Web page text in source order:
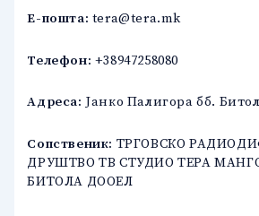
Е-пошта: tera@tera.mk
Телефон: +38947258080
Адреса: Јанко Палигора бб.
Сопственик: ТРГОВСКО
ДРУШТВО ТВ СТУДИО ТЕРА
БИТОЛА ДООЕЛ